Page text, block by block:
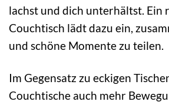
lachst und dich unterhältst. Ein
Couchtisch lädt dazu ein,
und schöne Momente zu teilen.
Im Gegensatz zu eckigen
Couchtische auch mehr